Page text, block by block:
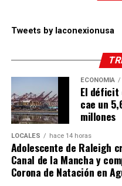
Tweets by laconexionusa
ECONOMÍA
El déficit
cae un
millones
LOCALES hace 14 horas
Adolescente de Raleigh
Canal de la Mancha y
Corona de Natación en